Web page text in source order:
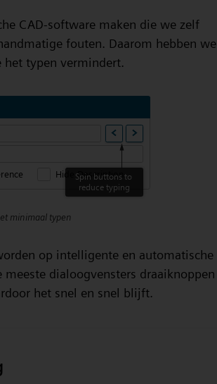
CAD-software maken die we zelf
fouten. Daarom hebben we
het typen vermindert.
minimaal typen
op intelligente en automatische
dialoogvensters draaiknoppen
het snel en snel blijft.